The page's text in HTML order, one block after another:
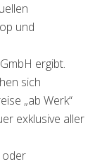
und
ergibt.
sich
„ab Werk“
exklusive aller
oder